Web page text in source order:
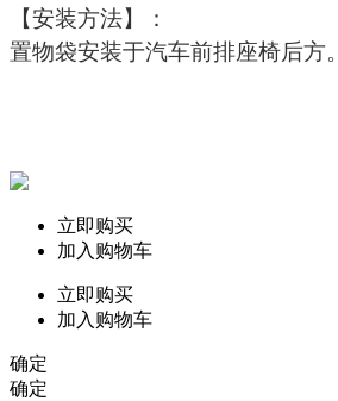
【安装方法】：
置物袋安装于汽车前排座椅后方。
立即购买
加入购物车
立即购买
加入购物车
确定
确定